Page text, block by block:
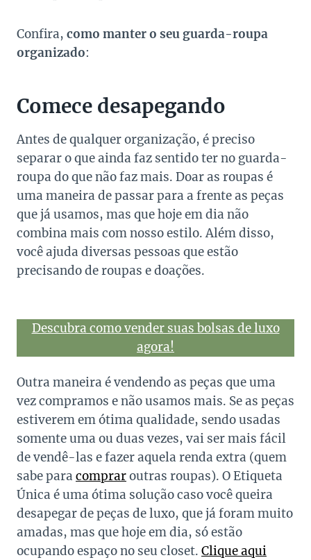
Confira, como manter o seu guarda-roupa
organizado:
Comece desapegando
Antes de qualquer organização, é preciso
separar o que ainda faz sentido ter no guarda-
roupa do que não faz mais. Doar as roupas é
uma maneira de passar para a frente as peças
que já usamos, mas que hoje em dia não
combina mais com nosso estilo. Além disso,
você ajuda diversas pessoas que estão
precisando de roupas e doações.
Descubra como vender suas bolsas de luxo
agora!
Outra maneira é vendendo as peças que uma
vez compramos e não usamos mais. Se as peças
estiverem em ótima qualidade, sendo usadas
somente uma ou duas vezes, vai ser mais fácil
de vendê-las e fazer aquela renda extra (quem
sabe para compraroutras roupas). O Etiqueta
Única é uma ótima solução caso você queira
desapegar de peças de luxo, que já foram muito
amadas, mas que hoje em dia, só estão
ocupando espaço no seu closet. Clique aqui